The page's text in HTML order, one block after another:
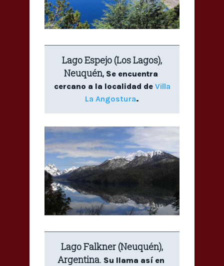
Lago Espejo (Los Lagos),
Neuquén, Se encuentra
cercano a la localidad de Villa
La Angostura.
Lago Falkner (Neuquén),
Argentina. Su llama así en